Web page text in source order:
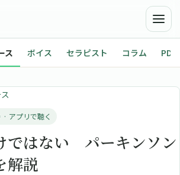
ス ボイス セラピスト コラム PD
· アプリで聴く
ではない パーキンソン
解説